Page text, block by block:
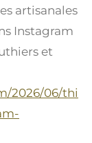
artisanales
Instagram
et
2026/06/thi